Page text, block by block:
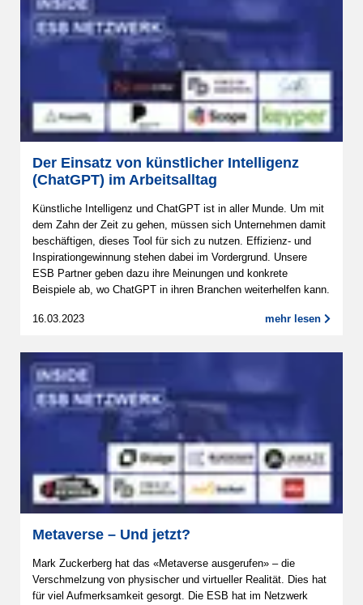
Der Einsatz von künstlicher Intelligenz
(ChatGPT) im Arbeitsalltag
Künstliche Intelligenz und ChatGPT ist in aller Munde. Um mit
dem Zahn der Zeit zu gehen, müssen sich Unternehmen damit
beschäftigen, dieses Tool für sich zu nutzen. Effizienz- und
Inspirationgewinnung stehen dabei im Vordergrund. Unsere
ESB Partner geben dazu ihre Meinungen und konkrete
Beispiele ab, wo ChatGPT in ihren Branchen weiterhelfen kann.
16.03.2023 mehr lesen
Metaverse – Und jetzt?
Mark Zuckerberg hat das «Metaverse ausgerufen» – die
Verschmelzung von physischer und virtueller Realität. Dies hat
für viel Aufmerksamkeit gesorgt. Die ESB hat im Netzwerk